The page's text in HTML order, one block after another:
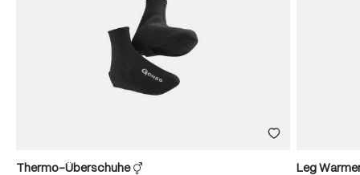
Thermo-Überschuhe
Leg